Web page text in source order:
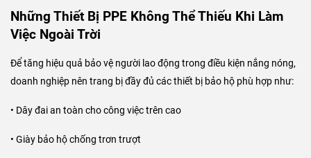
Những Thiết Bị PPE Không Thể Thiếu Khi Làm
Việc Ngoài Trời
Để tăng hiệu quả bảo vệ người lao động trong điều kiện nắng nóng,
doanh nghiệp nên trang bị đầy đủ các thiết bị bảo hộ phù hợp như:
• Dây đai an toàn cho công việc trên cao
• Giày bảo hộ chống trơn trượt